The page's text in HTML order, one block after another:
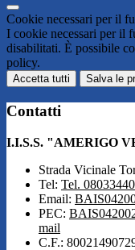
Cookie necessari per il
I cookie necessari per il
disabilitati. È possibile
policy.
Accetta tutti Salva le
Contatti
I.I.S.S. "AMERIGO
Strada Vicinale
Tel: Tel.
Email:
PEC:
mail
C.F.: